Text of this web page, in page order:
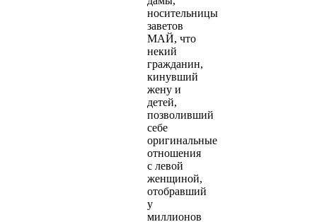
носительницы
заветов
МАЙ, что
некий
гражданин,
кинувший
жену и
детей,
позволивший
себе
оригинальные
отношения
с левой
женщиной,
отобравший
у
миллионов